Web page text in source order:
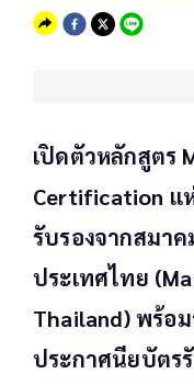
เปิดตัวหลักสูตร
Certification แ
รับรองจากสมา
ประเทศไทย
Thailand) พร้อ
ประกาศนียบัตร